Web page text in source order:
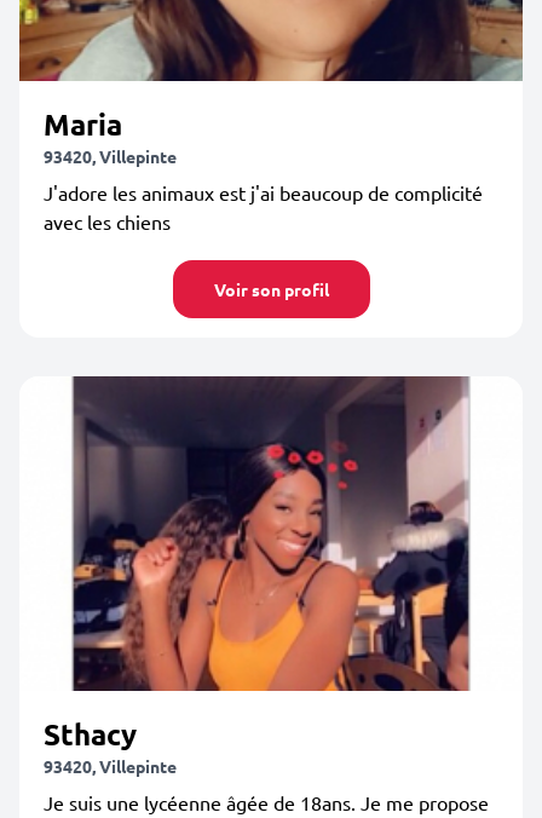
Maria
93420, Villepinte
J'adore les animaux est j'ai beaucoup de complicité
avec les chiens
Voir son profil
Sthacy
93420, Villepinte
Je suis une lycéenne âgée de 18ans. Je me propose